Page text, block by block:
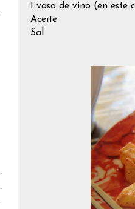
1 vaso de vino (en este
Aceite
Sal